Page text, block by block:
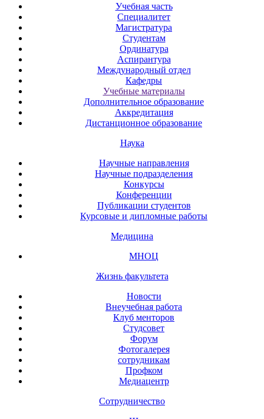
Учебная часть
Специалитет
Магистратура
Студентам
Ординатура
Аспирантура
Международный отдел
Кафедры
Учебные материалы
Дополнительное образование
Аккредитация
Дистанционное образование
Наука
Научные направления
Научные подразделения
Конкурсы
Конференции
Публикации студентов
Курсовые и дипломные работы
Медицина
МНОЦ
Жизнь факультета
Новости
Внеучебная работа
Клуб менторов
Студсовет
Форум
Фотогалерея
сотрудникам
Профком
Медиацентр
Сотрудничество